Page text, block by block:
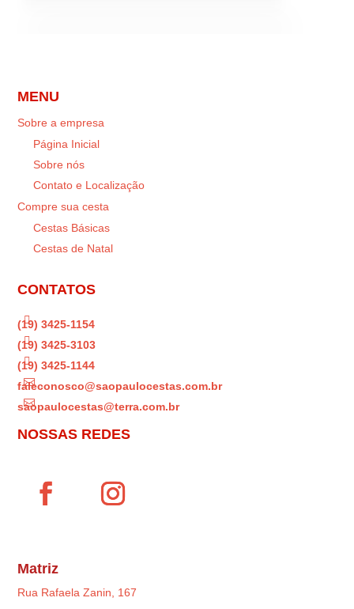
MENU
Sobre a empresa
Página Inicial
Sobre nós
Contato e Localização
Compre sua cesta
Cestas Básicas
Cestas de Natal
CONTATOS

(19) 3425-1154

(19) 3425-3103

(19) 3425-1144

faleconosco@saopaulocestas.com.br

saopaulocestas@terra.com.br
NOSSAS REDES
Matriz
Rua Rafaela Zanin, 167